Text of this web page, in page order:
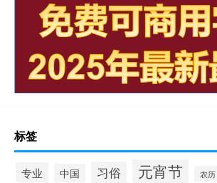
标签
专业 中国 习俗 元宵节 农历